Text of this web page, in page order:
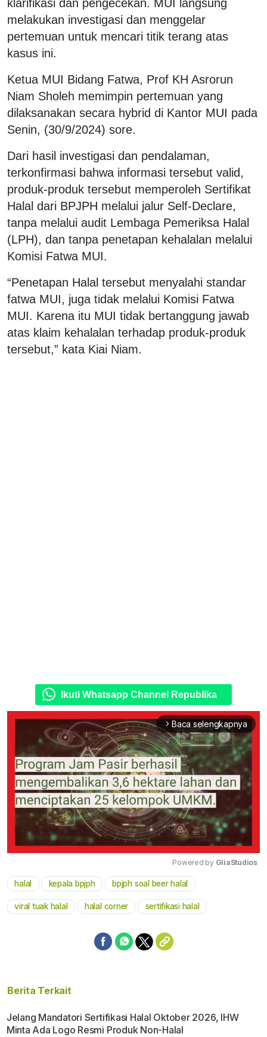
klarifikasi dan pengecekan. MUI langsung
melakukan investigasi dan menggelar
pertemuan untuk mencari titik terang atas
kasus ini.
Ketua MUI Bidang Fatwa, Prof KH Asrorun
Niam Sholeh memimpin pertemuan yang
dilaksanakan secara hybrid di Kantor MUI pada
Senin, (30/9/2024) sore.
Dari hasil investigasi dan pendalaman,
terkonfirmasi bahwa informasi tersebut valid,
produk-produk tersebut memperoleh Sertifikat
Halal dari BPJPH melalui jalur Self-Declare,
tanpa melalui audit Lembaga Pemeriksa Halal
(LPH), dan tanpa penetapan kehalalan melalui
Komisi Fatwa MUI.
“Penetapan Halal tersebut menyalahi standar
fatwa MUI, juga tidak melalui Komisi Fatwa
MUI. Karena itu MUI tidak bertanggung jawab
atas klaim kehalalan terhadap produk-produk
tersebut,” kata Kiai Niam.
Ikuti Whatsapp Channel Republika
arrow_forward_ios Baca selengkapnya
Powered by GliaStudios
halal kepala bpjph bpjph soal beer halal
viral tuak halal halal corner sertifikasi halal
Berita Terkait
Jelang Mandatori Sertifikasi Halal Oktober 2026, IHW
Minta Ada Logo Resmi Produk Non-Halal